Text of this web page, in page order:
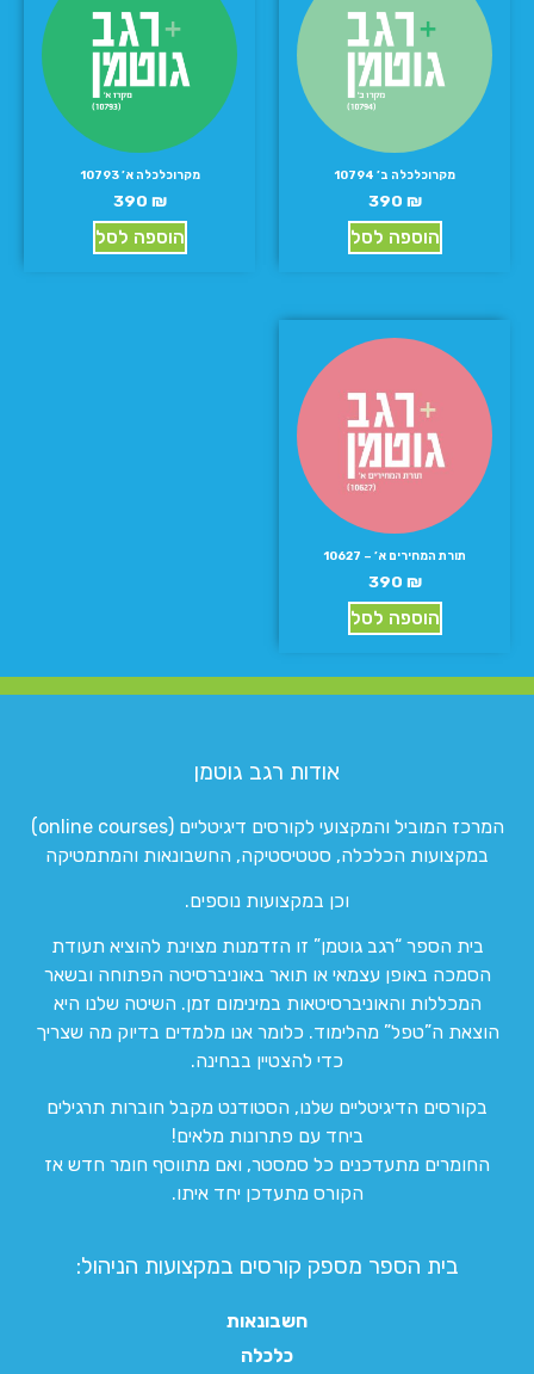
מקרוכלכלה ב’ 10794
390 ₪
הוספה לסל
מקרוכלכלה א’ 10793
390 ₪
הוספה לסל
תורת המחירים א’ – 10627
390 ₪
הוספה לסל
אודות רגב גוטמן
המרכז המוביל והמקצועי לקורסים דיגיטליים (online courses)
במקצועות הכלכלה, סטטיסטיקה, החשבונאות והמתמטיקה
וכן במקצועות נוספים.
בית הספר “רגב גוטמן” זו הזדמנות מצוינת להוציא תעודת
הסמכה באופן עצמאי או תואר באוניברסיטה הפתוחה ובשאר
המכללות והאוניברסיטאות במינימום זמן. השיטה שלנו היא
הוצאת ה”טפל” מהלימוד. כלומר אנו מלמדים בדיוק מה שצריך
כדי להצטיין בבחינה.
בקורסים הדיגיטליים שלנו, הסטודנט מקבל חוברות תרגילים
ביחד עם פתרונות מלאים!
החומרים מתעדכנים כל סמסטר, ואם מתווסף חומר חדש אז
הקורס מתעדכן יחד איתו.
בית הספר מספק קורסים במקצועות הניהול:
חשבונאות
כלכלה